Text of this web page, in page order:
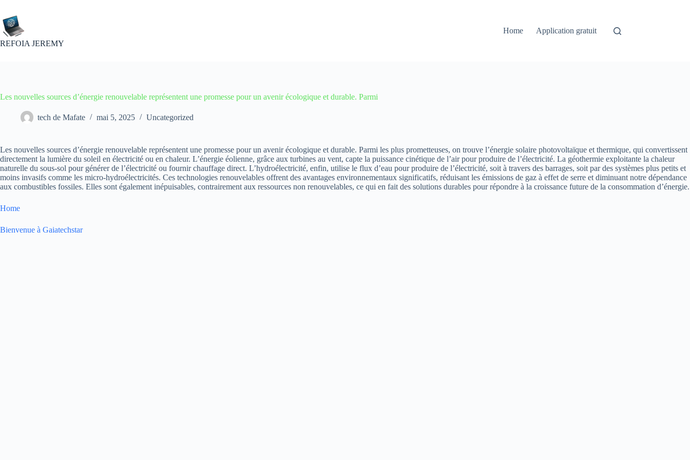
contenu
REFOIA JEREMY
Home Application gratuit
Les nouvelles sources d’énergie renouvelable représentent une promesse pour un avenir écologique et durable. Parmi
tech de Mafate mai 5, 2025 Uncategorized
Les nouvelles sources d’énergie renouvelable représentent une promesse pour un avenir écologique et durable. Parmi les plus prometteuses, on trouve l’énergie solaire photovoltaïque et thermique, qui convertissent
directement la lumière du soleil en électricité ou en chaleur. L’énergie éolienne, grâce aux turbines au vent, capte la puissance cinétique de l’air pour produire de l’électricité. La géothermie exploitante la chaleur
naturelle du sous-sol pour générer de l’électricité ou fournir chauffage direct. L’hydroélectricité, enfin, utilise le flux d’eau pour produire de l’électricité, soit à travers des barrages, soit par des systèmes plus petits et
moins invasifs comme les micro-hydroélectricités. Ces technologies renouvelables offrent des avantages environnementaux significatifs, réduisant les émissions de gaz à effet de serre et diminuant notre dépendance
aux combustibles fossiles. Elles sont également inépuisables, contrairement aux ressources non renouvelables, ce qui en fait des solutions durables pour répondre à la croissance future de la consommation d’énergie.
Home
Bienvenue à Gaiatechstar